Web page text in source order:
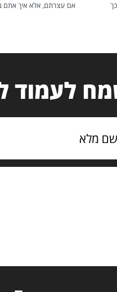
אם עצרתם, אלא איך אתם
לעמוד